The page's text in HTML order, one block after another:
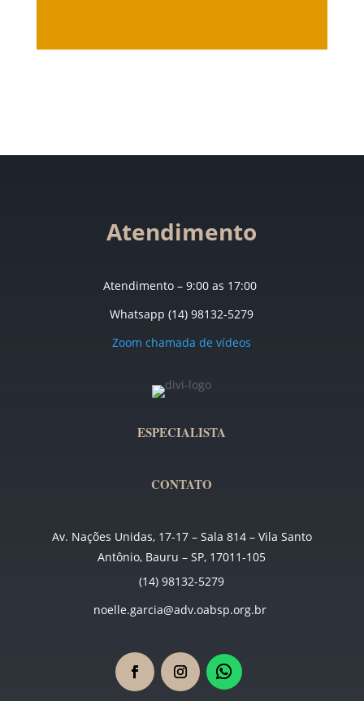
Atendimento
Atendimento – 9:00 as 17:00
Whatsapp (14) 98132-5279
Zoom chamada de vídeos
ESPECIALISTA
CONTATO
Av. Nações Unidas, 17-17 – Sala 814 – Vila Santo
Antônio, Bauru – SP, 17011-105
(14) 98132-5279
noelle.garcia@adv.oabsp.org.br